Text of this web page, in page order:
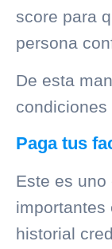
score para
persona
De esta
Paga tus
Este es
importantes
historial